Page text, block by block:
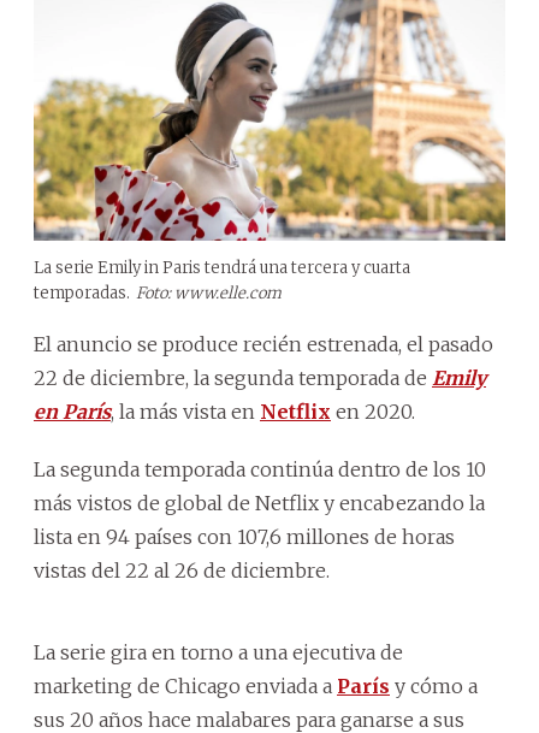
La serie Emily in Paris tendrá una tercera y cuarta
temporadas. Foto: www.elle.com
El anuncio se produce recién estrenada, el pasado
22 de diciembre, la segunda temporada de Emily
en París, la más vista en Netflix en 2020.
La segunda temporada continúa dentro de los 10
más vistos de global de Netflix y encabezando la
lista en 94 países con 107,6 millones de horas
vistas del 22 al 26 de diciembre.
La serie gira en torno a una ejecutiva de
marketing de Chicago enviada a París y cómo a
sus 20 años hace malabares para ganarse a sus